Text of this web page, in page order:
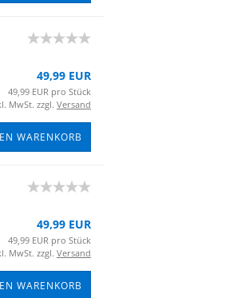
49,99 EUR
49,99 EUR pro Stück
MwSt. zzgl. Versand
WARENKORB
49,99 EUR
49,99 EUR pro Stück
MwSt. zzgl. Versand
WARENKORB